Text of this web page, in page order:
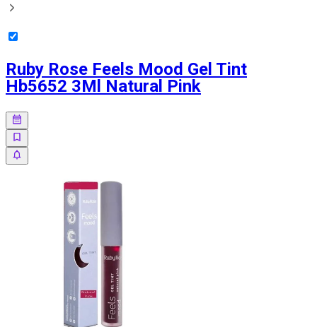
Ruby Rose Feels Mood Gel Tint
Hb5652 3Ml Natural Pink